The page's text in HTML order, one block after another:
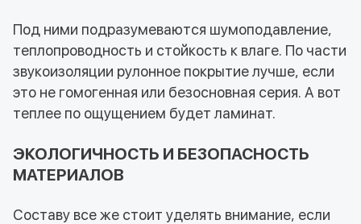
Под ними подразумеваются шумоподавление,
теплопроводность и стойкость к влаге. По части
звукоизоляции рулонное покрытие лучше, если
это не гомогенная или безосновная серия. А вот
теплее по ощущением будет ламинат.
ЭКОЛОГИЧНОСТЬ И БЕЗОПАСНОСТЬ
МАТЕРИАЛОВ
Составу все же стоит уделять внимание, если